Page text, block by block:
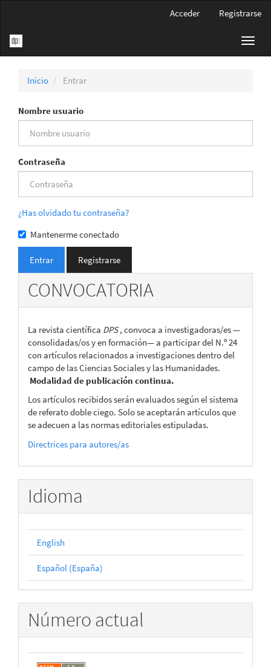
Barra
Acceder Registrarse
Inicio Entrar
Nombre usuario
Contraseña
¿Has olvidado tu contraseña?
Mantenerme conectado
Entrar Registrarse
CONVOCATORIA
La revista científica DPS, convoca a investigadoras/es —
consolidadas/os y en formación— a participar del N.º 24
con artículos relacionados a investigaciones dentro del
campo de las Ciencias Sociales y las Humanidades.
Modalidad de publicación continua.
Los artículos recibidos serán evaluados según el sistema
de referato doble ciego. Solo se aceptarán artículos que
se adecuen a las normas editoriales estipuladas.
Directrices para autores/as
Idioma
English
Español (España)
Número actual